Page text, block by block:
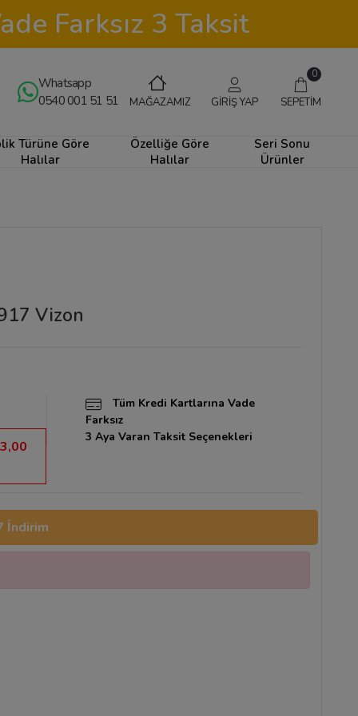
Farksız 3 Taksit
Whatsapp
0540 001 51 51
MAĞAZAMIZ GİRİŞ YAP
0
SEPETİM
Türüne Göre
Halılar
Özelliğe Göre
Halılar
Seri Sonu
Ürünler
Vizon
Tüm Kredi Kartlarına Vade
Farksız
3 Aya Varan Taksit Seçenekleri
İndirim